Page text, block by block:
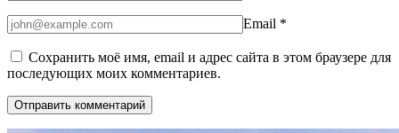
Email *
Сохранить моё имя, email и адрес сайта в этом браузере для
последующих моих комментариев.